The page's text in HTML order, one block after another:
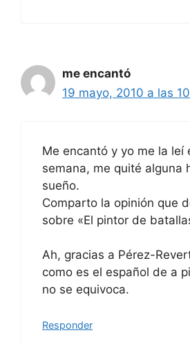
me encantó
19 mayo, 2010 a las
Me encantó y yo me la leí
semana, me quité alguna
sueño.
Comparto la opinión que
sobre «El pintor de
Ah, gracias a Pérez-
como es el español de a
no se equivoca.
Responder